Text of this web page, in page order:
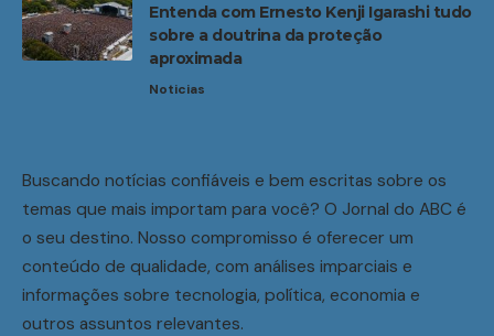
Entenda com Ernesto Kenji Igarashi tudo
sobre a doutrina da proteção
aproximada
Noticias
Buscando notícias confiáveis e bem escritas sobre os
temas que mais importam para você? O Jornal do ABC é
o seu destino. Nosso compromisso é oferecer um
conteúdo de qualidade, com análises imparciais e
informações sobre tecnologia, política, economia e
outros assuntos relevantes.